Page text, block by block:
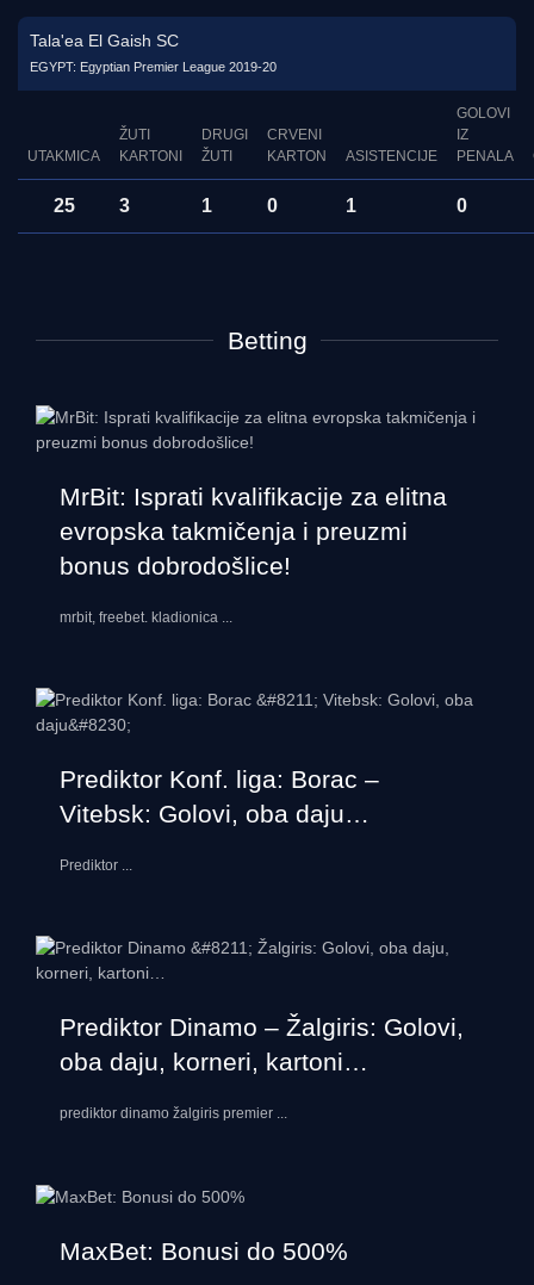
Tala'ea El Gaish SC
EGYPT: Egyptian Premier League 2019-20
UTAKMICA
ŽUTI
KARTONI
DRUGI
ŽUTI
CRVENI
KARTON
ASISTENCIJE
GOLOVI
IZ
PENALA
25 3 1 0 1 0
Betting
MrBit: Isprati kvalifikacije za elitna
evropska takmičenja i preuzmi
bonus dobrodošlice!
mrbit, freebet. kladionica ...
Prediktor Konf. liga: Borac –
Vitebsk: Golovi, oba daju…
Prediktor ...
Prediktor Dinamo – Žalgiris: Golovi,
oba daju, korneri, kartoni…
prediktor dinamo žalgiris premier ...
MaxBet: Bonusi do 500%